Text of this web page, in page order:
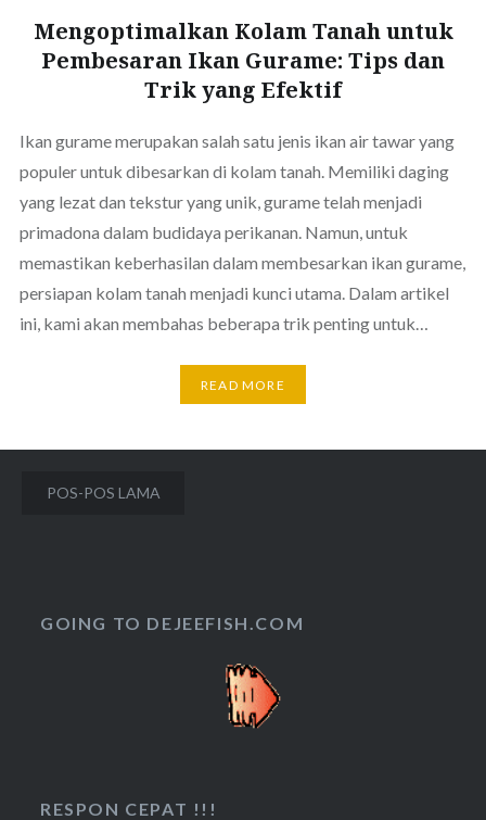
Mengoptimalkan Kolam Tanah untuk
Pembesaran Ikan Gurame: Tips dan
Trik yang Efektif
Ikan gurame merupakan salah satu jenis ikan air tawar yang
populer untuk dibesarkan di kolam tanah. Memiliki daging
yang lezat dan tekstur yang unik, gurame telah menjadi
primadona dalam budidaya perikanan. Namun, untuk
memastikan keberhasilan dalam membesarkan ikan gurame,
persiapan kolam tanah menjadi kunci utama. Dalam artikel
ini, kami akan membahas beberapa trik penting untuk…
READ MORE
Navigasi
POS-POS LAMA
GOING TO DEJEEFISH.COM
RESPON CEPAT !!!